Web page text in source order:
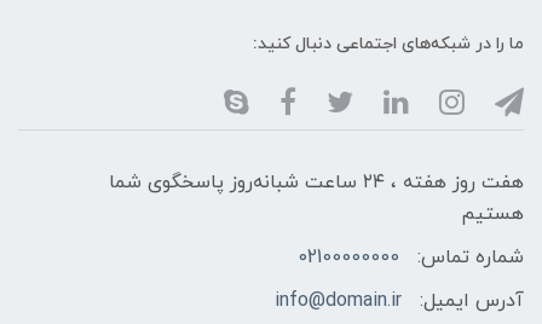
ما را در شبکه‌های اجتماعی دنبال کنید:
هفت روز هفته ، ۲۴ ساعت شبانه‌روز پاسخگوی شما
هستیم
شماره تماس:
02100000000
آدرس ایمیل:
info@domain.ir